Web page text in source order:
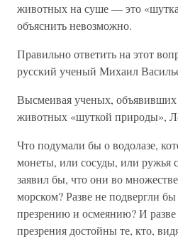
животных на суше — это
объяснить невозможно.
Правильно ответить на этот
русский ученый Михаил
Высмеивая ученых, объявивших
животных «шуткой природы»,
Что подумали бы о водолазе,
монеты, или сосуды, или ружья
заявил бы, что они во
морском? Разве не подвергли бы
презрению и осмеянию? И
презрения достойны те, кто,